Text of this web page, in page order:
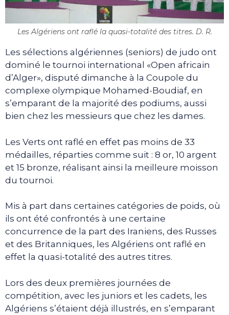
Les Algériens ont raflé la quasi-totalité des titres. D. R.
Les sélections algériennes (seniors) de judo ont
dominé le tournoi international «Open africain
d’Alger», disputé dimanche à la Coupole du
complexe olympique Mohamed-Boudiaf, en
s’emparant de la majorité des podiums, aussi
bien chez les messieurs que chez les dames.
Les Verts ont raflé en effet pas moins de 33
médailles, réparties comme suit : 8 or, 10 argent
et 15 bronze, réalisant ainsi la meilleure moisson
du tournoi.
Mis à part dans certaines catégories de poids, où
ils ont été confrontés à une certaine
concurrence de la part des Iraniens, des Russes
et des Britanniques, les Algériens ont raflé en
effet la quasi-totalité des autres titres.
Lors des deux premières journées de
compétition, avec les juniors et les cadets, les
Algériens s’étaient déjà illustrés, en s’emparant